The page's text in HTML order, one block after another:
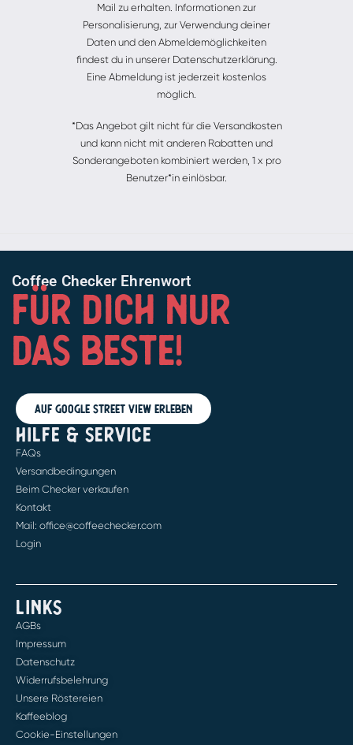
Mail zu erhalten. Informationen zur
Personalisierung, zur Verwendung deiner
Daten und den Abmeldemöglichkeiten
findest du in unserer Datenschutzerklärung.
Eine Abmeldung ist jederzeit kostenlos
möglich.
*Das Angebot gilt nicht für die Versandkosten
und kann nicht mit anderen Rabatten und
Sonderangeboten kombiniert werden, 1 x pro
Benutzer*in einlösbar.
Coffee Checker Ehrenwort
FÜR DICH NUR
DAS BESTE!
Auf Google Street View erleben
HILFE & SERVICE
FAQs
Versandbedingungen
Beim Checker verkaufen
Kontakt
Mail: office@coffeechecker.com
Login
LINKS
AGBs
Impressum
Datenschutz
Widerrufsbelehrung
Unsere Röstereien
Kaffeeblog
Cookie-Einstellungen